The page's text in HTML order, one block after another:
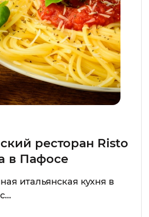
ресторан Risto
в Пафосе
итальянская кухня в